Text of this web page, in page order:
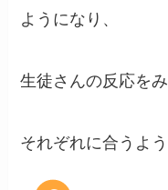
ようになり、
生徒さんの反応をみ
それぞれに合うよ